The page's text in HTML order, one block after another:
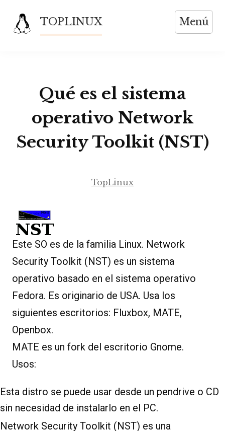
contenido
TOPLINUX Menú
Qué es el sistema
operativo Network
Security Toolkit (NST)
TopLinux
Este SO es de la familia Linux. Network
Security Toolkit (NST) es un sistema
operativo basado en el sistema operativo
Fedora. Es originario de USA. Usa los
siguientes escritorios: Fluxbox, MATE,
Openbox.
MATE es un fork del escritorio Gnome.
Usos:
Esta distro se puede usar desde un pendrive o CD
sin necesidad de instalarlo en el PC.
Network Security Toolkit (NST) es una